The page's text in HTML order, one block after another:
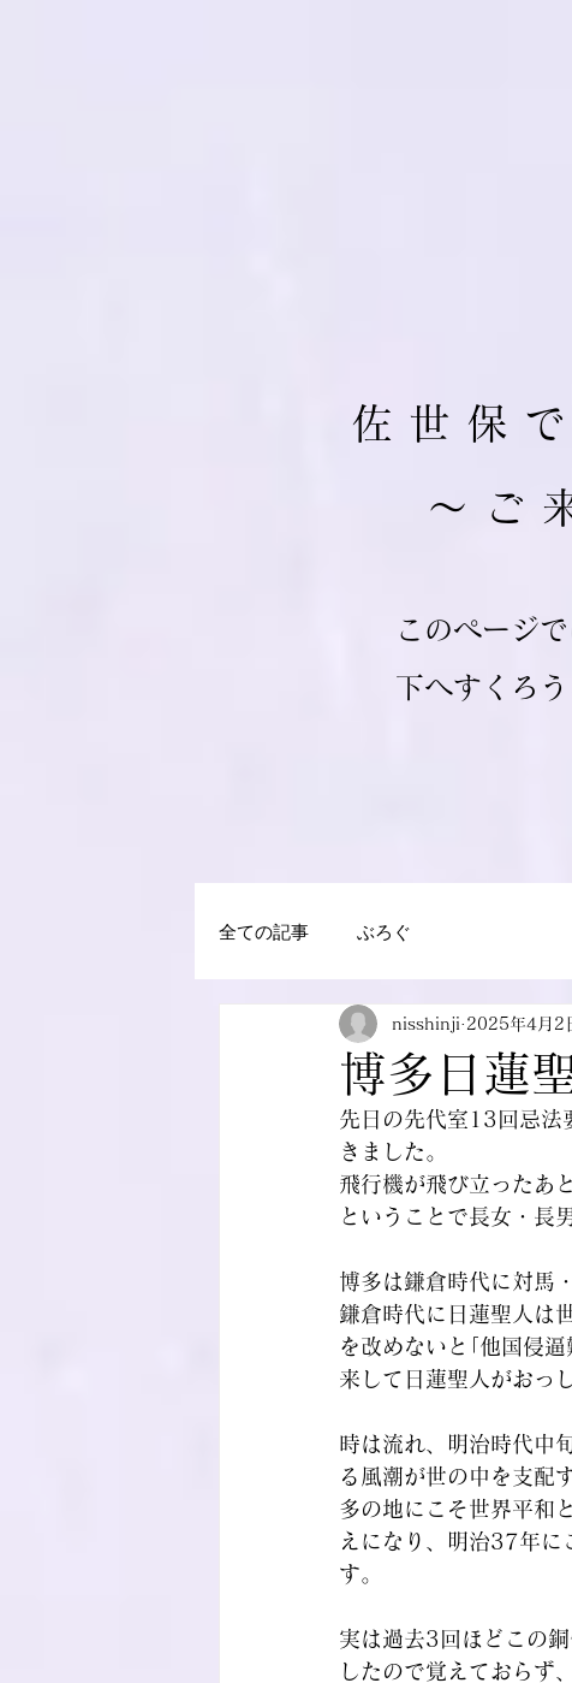
佐 世 保
～ ご
このページ
下へすくろう
全ての記事 ぶろぐ
博多日蓮
nisshinji 2025年4月2
先日の先代室13回忌法
きました。
飛行機が飛び立ったあ
ということで長女・長
博多は鎌倉時代に対馬
鎌倉時代に日蓮聖人は
を改めないと｢他国侵
来して日蓮聖人がおっ
時は流れ、明治時代中
る風潮が世の中を支配
多の地にこそ世界平和
えになり、明治37年に
す。
実は過去3回ほどこの
したので覚えておらず